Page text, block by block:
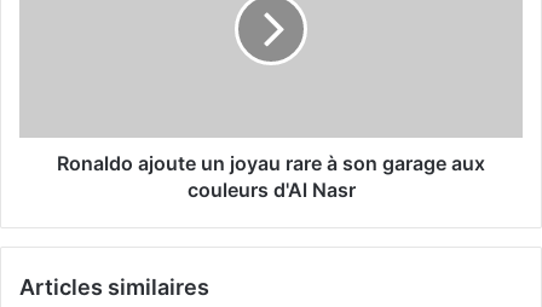
aux
couleursRonaldo ajoute un joyau rare à son garage aux
couleurs d'Al Nasr
Articles similaires